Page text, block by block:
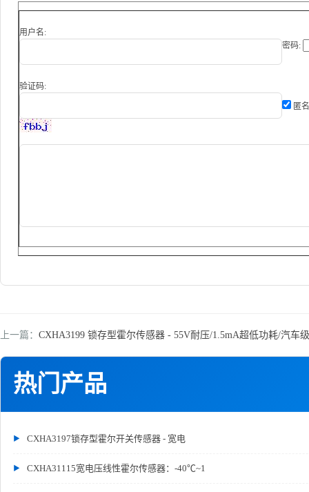
热门产品
CXHA3197锁存型霍尔开关传感器 - 宽电
CXHA31115宽电压线性霍尔传感器：-40℃~1
用户名:
密码:
验证码:
匿
上一篇： CXHA3199 锁存型霍尔传感器 - 55V耐压/1.5mA超低功耗/汽车